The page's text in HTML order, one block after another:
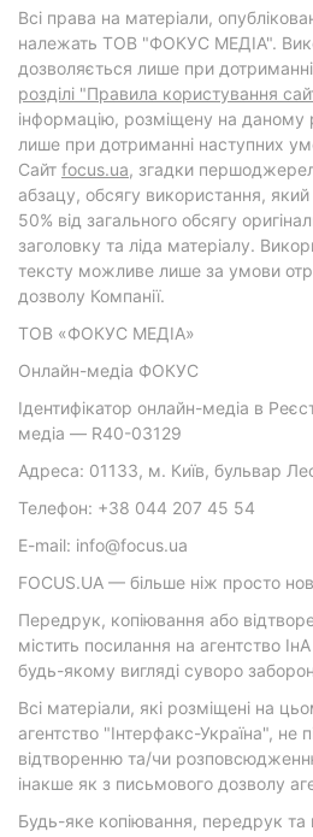
Всі права на матеріали,
належать ТОВ "ФОКУС МЕДІА".
дозволяється лише при
розділі "Правила користування
інформацію, розміщену на даному
лише при дотриманні наступних
Cайт focus.ua, згадки
абзацу, обсягу використання,
50% від загального обсягу
заголовку та ліда матеріалу.
тексту можливе лише за умови
дозволу Компанії.
ТОВ «ФОКУС МЕДІА»
Онлайн-медіа ФОКУС
Ідентифікатор онлайн-медіа в
медіа — R40-03129
Адреса: 01133, м. Київ, бульвар
Телефон: +38 044 207 45 54
E-mail: info@focus.ua
FOCUS.UA — більше ніж просто
Передрук, копіювання або
містить посилання на агентство
будь-якому вигляді суворо
Всі матеріали, які розміщені на
агентство "Інтерфакс-Україна", не
відтворенню та/чи
інакше як з письмового дозволу
Будь-яке копіювання, передрук та